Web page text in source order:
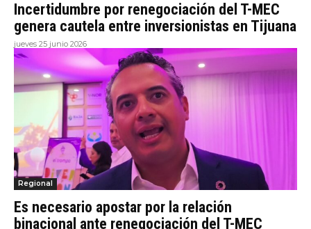
Incertidumbre por renegociación del T-MEC
genera cautela entre inversionistas en Tijuana
jueves 25 junio 2026
Regional
Es necesario apostar por la relación
binacional ante renegociación del T-MEC